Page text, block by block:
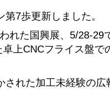
7歩更新しました。
れた国興展、5/28-29
上CNCフライス盤で
された加工未経験の